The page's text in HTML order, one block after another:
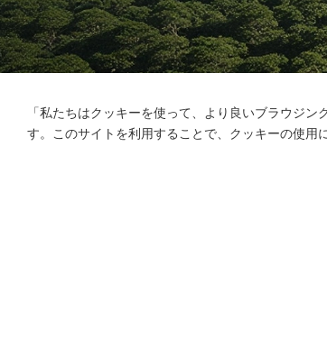
「私たちはクッキーを使って、より良いブラウジ
す。このサイトを利用することで、クッキーの使用